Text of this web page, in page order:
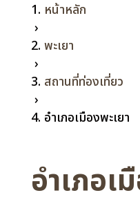
หน้าหลัก
›
พะเยา
›
สถานที่ท่องเที่ยว
›
อำเภอเมืองพะเยา
อำเภอเ